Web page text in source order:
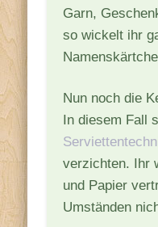
Garn,
so wickelt ihr
Nun noch die
In diesem Fall
verzichten. Ihr
und Papier
Umständen